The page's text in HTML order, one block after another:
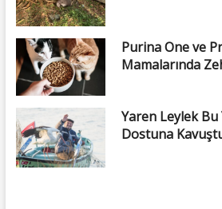
Purina One ve
Mamalarında
Yaren Leylek Bu
Dostuna